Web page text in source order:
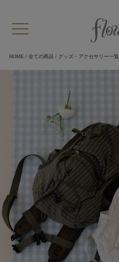
HOME/ 全ての商品/ グッズ・アクセサリー一覧